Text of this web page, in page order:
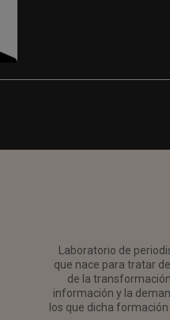
Laboratorio de
que nace para tratar
de la
información y la
los que dicha